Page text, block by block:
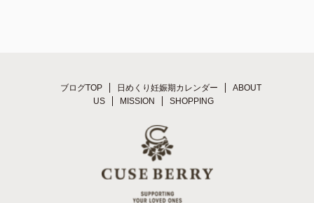
ブログTOP 日めくり妊娠期カレンダー
ABOUT
US
MISSION SHOPPING